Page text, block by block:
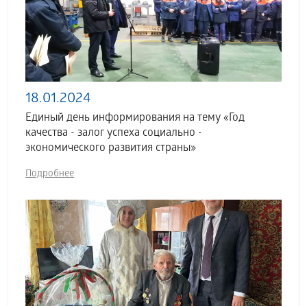
18.01.2024
Единый день информирования на тему «Год
качества - залог успеха социально -
экономического развития страны»
Подробнее